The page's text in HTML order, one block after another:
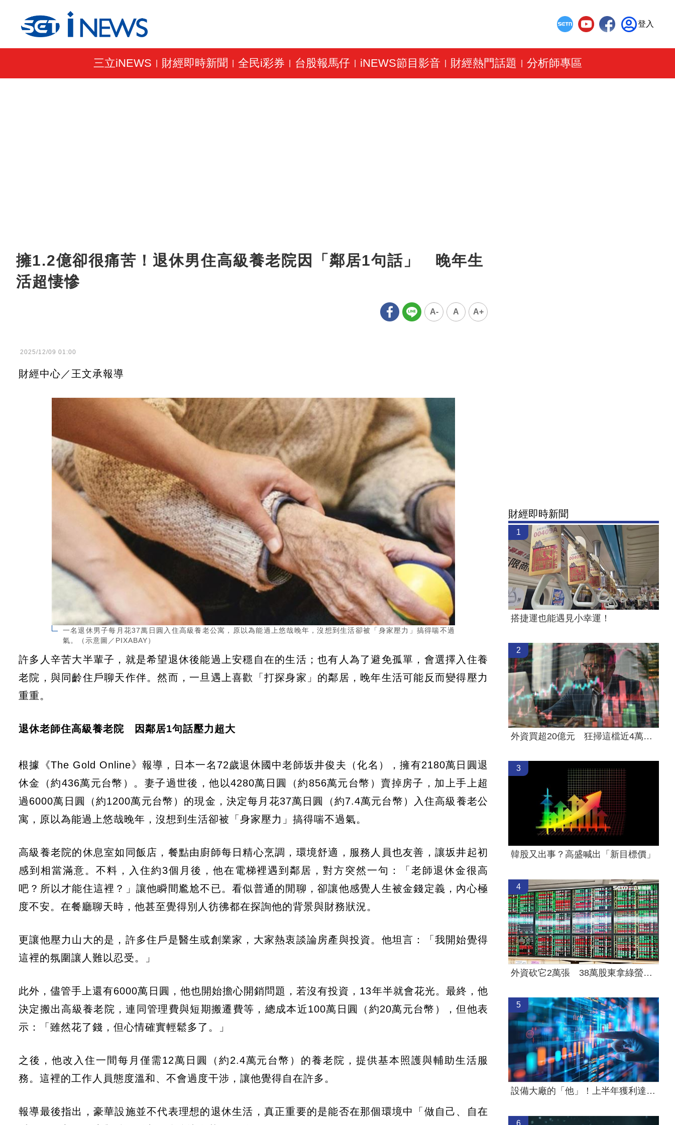
登入
三立iNEWS 財經即時新聞 全民i彩券 台股報馬仔| iNEWS節目影音 財經熱門話題 分析師專區
擁1.2億卻很痛苦！退休男住高級養老院因「鄰居1句話」 晚年生
活超悽慘
A- A A+
2025/12/09 01:00
財經中心／王文承報導
一名退休男子每月花37萬日圓入住高級養老公寓，原以為能過上悠哉晚年，沒想到生活卻被「身家壓力」搞得喘不過
氣。（示意圖／PIXABAY）
許多人辛苦大半輩子，就是希望退休後能過上安穩自在的生活；也有人為了避免孤單，會選擇入住養
老院，與同齡住戶聊天作伴。然而，一旦遇上喜歡「打探身家」的鄰居，晚年生活可能反而變得壓力
重重。
退休老師住高級養老院 因鄰居1句話壓力超大
根據《The Gold Online》報導，日本一名72歲退休國中老師坂井俊夫（化名），擁有2180萬日圓退
休金（約436萬元台幣）。妻子過世後，他以4280萬日圓（約856萬元台幣）賣掉房子，加上手上超
過6000萬日圓（約1200萬元台幣）的現金，決定每月花37萬日圓（約7.4萬元台幣）入住高級養老公
寓，原以為能過上悠哉晚年，沒想到生活卻被「身家壓力」搞得喘不過氣。
高級養老院的休息室如同飯店，餐點由廚師每日精心烹調，環境舒適，服務人員也友善，讓坂井起初
感到相當滿意。不料，入住約3個月後，他在電梯裡遇到鄰居，對方突然一句：「老師退休金很高
吧？所以才能住這裡？」讓他瞬間尷尬不已。看似普通的閒聊，卻讓他感覺人生被金錢定義，內心極
度不安。在餐廳聊天時，他甚至覺得別人彷彿都在探詢他的背景與財務狀況。
更讓他壓力山大的是，許多住戶是醫生或創業家，大家熱衷談論房產與投資。他坦言：「我開始覺得
這裡的氛圍讓人難以忍受。」
此外，儘管手上還有6000萬日圓，他也開始擔心開銷問題，若沒有投資，13年半就會花光。最終，他
決定搬出高級養老院，連同管理費與短期搬遷費等，總成本近100萬日圓（約20萬元台幣），但他表
示：「雖然花了錢，但心情確實輕鬆多了。」
之後，他改入住一間每月僅需12萬日圓（約2.4萬元台幣）的養老院，提供基本照護與輔助生活服
務。這裡的工作人員態度溫和、不會過度干涉，讓他覺得自在許多。
報導最後指出，豪華設施並不代表理想的退休生活，真正重要的是能否在那個環境中「做自己、自在
財經即時新聞
1
搭捷運也能遇見小幸運！
2
外資買超20億元 狂掃這檔近4萬張居冠！
3
韓股又出事？高盛喊出「新目標價」
4
外資砍它2萬張 38萬股東拿綠螢光棒自嗨
5
設備大廠的「他」！上半年獲利達去年6成
6